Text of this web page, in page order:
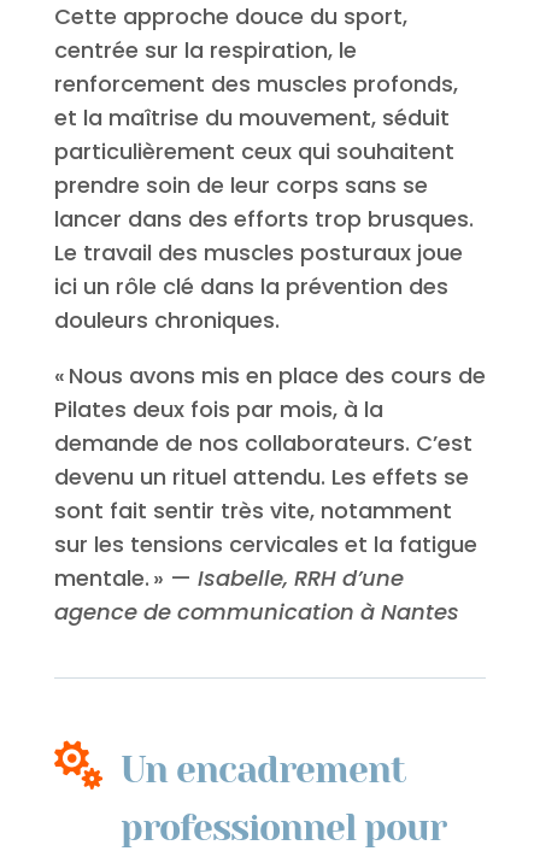
Cette approche douce du sport,
centrée sur la respiration, le
renforcement des muscles profonds,
et la maîtrise du mouvement, séduit
particulièrement ceux qui souhaitent
prendre soin de leur corps sans se
lancer dans des efforts trop brusques.
Le travail des muscles posturaux joue
ici un rôle clé dans la prévention des
douleurs chroniques.
« Nous avons mis en place des cours de
Pilates deux fois par mois, à la
demande de nos collaborateurs. C’est
devenu un rituel attendu. Les effets se
sont fait sentir très vite, notamment
sur les tensions cervicales et la fatigue
mentale. » — Isabelle, RRH d’une
agence de communication à Nantes
 Un encadrement
professionnel pour